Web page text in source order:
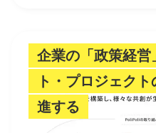
企業の「政策経営
ト・プロジェク
進する